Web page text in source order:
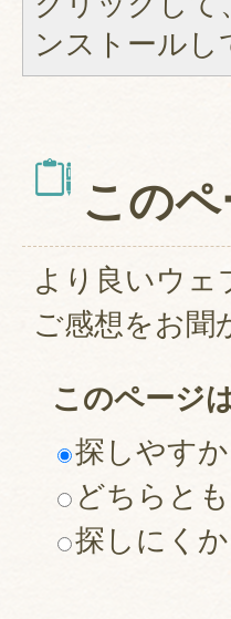
ンストールし
この
より良いウ
ご感想をお聞
このページ
探しやす
どちらと
探しにく